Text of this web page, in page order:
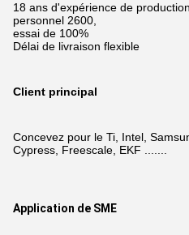
18 ans d'expérience de production,
personnel 2600,
essai de 100%
Délai de livraison flexible
Client principal
Concevez pour le Ti, Intel,
Cypress, Freescale, EKF .......
Application de SME